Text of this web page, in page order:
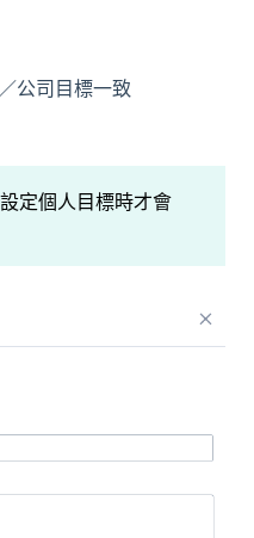
公司目標一致
定個人目標時才會